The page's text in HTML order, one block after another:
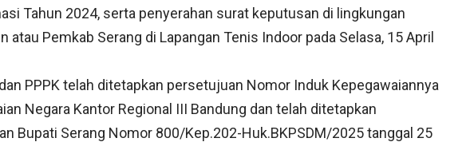
Tahun 2024, serta penyerahan surat keputusan di lingkungan
atau Pemkab Serang di Lapangan Tenis Indoor pada Selasa, 15 April
PPPK telah ditetapkan persetujuan Nomor Induk Kepegawaiannya
Negara Kantor Regional III Bandung dan telah ditetapkan
Bupati Serang Nomor 800/Kep.202-Huk.BKPSDM/2025 tanggal 25